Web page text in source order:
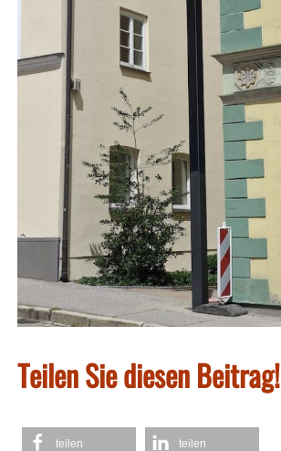
Teilen Sie diesen Beitrag!
teilen teilen